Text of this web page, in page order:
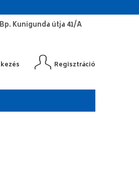
Bp. Kunigunda útja 41/A
Regisztráció